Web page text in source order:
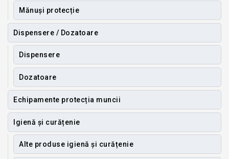
Mănuși protecție
Dispensere / Dozatoare
Dispensere
Dozatoare
Echipamente protecția muncii
Igienă și curățenie
Alte produse igienă și curățenie